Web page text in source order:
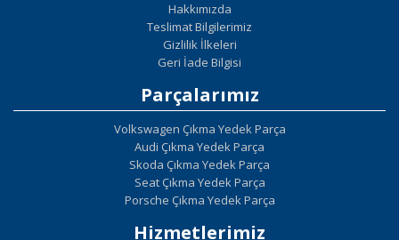
Hakkımızda
Teslimat Bilgilerimiz
Gizlilik İlkeleri
Geri İade Bilgisi
Parçalarımız
Volkswagen Çıkma Yedek Parça
Audi Çıkma Yedek Parça
Skoda Çıkma Yedek Parça
Seat Çıkma Yedek Parça
Porsche Çıkma Yedek Parça
Hizmetlerimiz